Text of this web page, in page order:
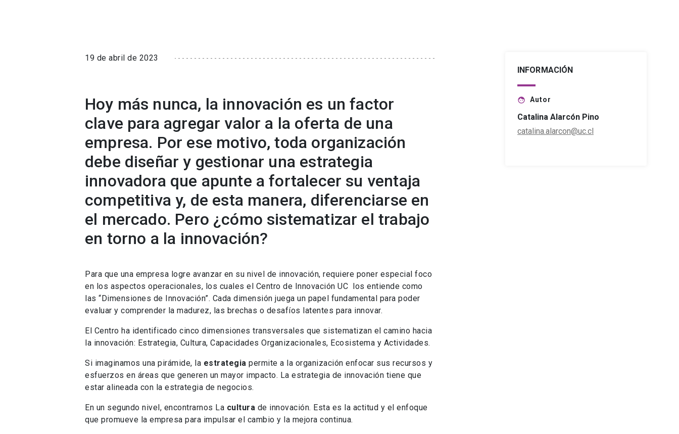
19 de abril de 2023
Hoy más nunca, la innovación es un factor
clave para agregar valor a la oferta de una
empresa. Por ese motivo, toda organización
debe diseñar y gestionar una estrategia
innovadora que apunte a fortalecer su ventaja
competitiva y, de esta manera, diferenciarse en
el mercado. Pero ¿cómo sistematizar el trabajo
en torno a la innovación?
Para que una empresa logre avanzar en su nivel de innovación, requiere poner especial foco
en los aspectos operacionales, los cuales el Centro de Innovación UC los entiende como
las “Dimensiones de Innovación”. Cada dimensión juega un papel fundamental para poder
evaluar y comprender la madurez, las brechas o desafíos latentes para innovar.
El Centro ha identificado cinco dimensiones transversales que sistematizan el camino hacia
la innovación: Estrategia, Cultura, Capacidades Organizacionales, Ecosistema y Actividades.
Si imaginamos una pirámide, la estrategia permite a la organización enfocar sus recursos y
esfuerzos en áreas que generen un mayor impacto. La estrategia de innovación tiene que
estar alineada con la estrategia de negocios.
En un segundo nivel, encontrarnos La cultura de innovación. Esta es la actitud y el enfoque
que promueve la empresa para impulsar el cambio y la mejora continua.
INFORMACIÓN
face Autor
Catalina Alarcón Pino
catalina.alarcon@uc.cl